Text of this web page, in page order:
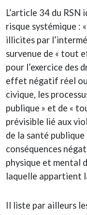
L’article 34 du
risque systémique :
illicites par
survenue de « tout
pour l’exercice des
effet négatif réel
civique, les
publique » et de «
prévisible lié aux
de la santé
conséquences
physique et mental
laquelle appartient
Il liste par ailleurs